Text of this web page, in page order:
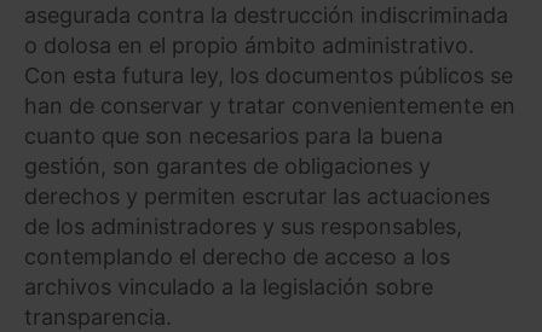
asegurada contra la destrucción indiscriminada
o dolosa en el propio ámbito administrativo.
Con esta futura ley, los documentos públicos se
han de conservar y tratar convenientemente en
cuanto que son necesarios para la buena
gestión, son garantes de obligaciones y
derechos y permiten escrutar las actuaciones
de los administradores y sus responsables,
contemplando el derecho de acceso a los
archivos vinculado a la legislación sobre
transparencia.